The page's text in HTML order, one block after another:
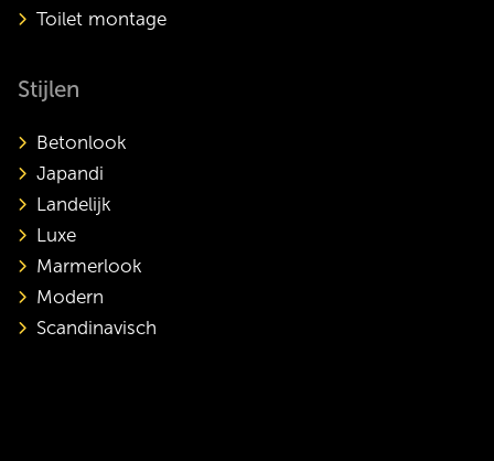
Toilet montage
Stijlen
Betonlook
Japandi
Landelijk
Luxe
Marmerlook
Modern
Scandinavisch